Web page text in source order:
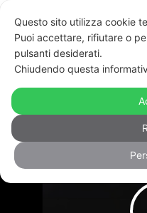
Vercelli, finta
mancate
Questo sito utilizza cookie
Puoi accettare, rifiutare o
pulsanti desiderati.
Chiudendo questa